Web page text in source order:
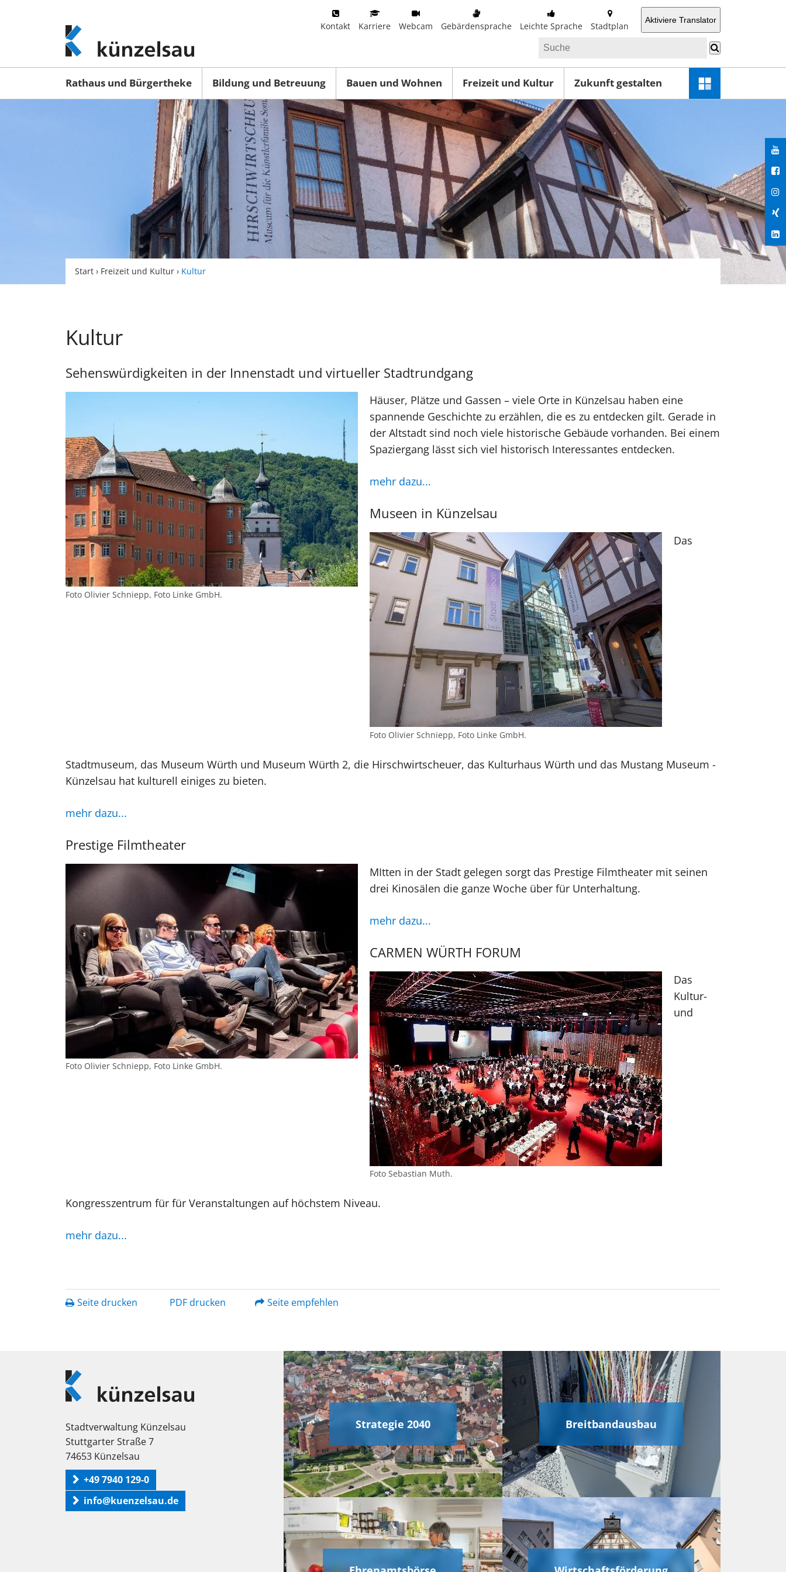
www.kuenzelsau.de
(zur
Startseite)
Kontakt Karriere Webcam Gebärdensprache Leichte Sprache Stadtplan
Aktiviere Translator
Rathaus und Bürgertheke Bildung und Betreuung Bauen und Wohnen Freizeit und Kultur Zukunft gestalten
Schnellzugriff-
Menü
Start › Freizeit und Kultur › Kultur
Kultur
Sehenswürdigkeiten in der Innenstadt und virtueller Stadtrundgang
Foto Olivier Schniepp, Foto Linke GmbH.
Häuser, Plätze und Gassen – viele Orte in Künzelsau haben eine
spannende Geschichte zu erzählen, die es zu entdecken gilt. Gerade in
der Altstadt sind noch viele historische Gebäude vorhanden. Bei einem
Spaziergang lässt sich viel historisch Interessantes entdecken.
mehr dazu...
Museen in Künzelsau
Foto Olivier Schniepp, Foto Linke GmbH.
Das
Stadtmuseum, das Museum Würth und Museum Würth 2, die Hirschwirtscheuer, das Kulturhaus Würth und das Mustang Museum -
Künzelsau hat kulturell einiges zu bieten.
mehr dazu...
Prestige Filmtheater
Foto Olivier Schniepp, Foto Linke GmbH.
MItten in der Stadt gelegen sorgt das Prestige Filmtheater mit seinen
drei Kinosälen die ganze Woche über für Unterhaltung.
mehr dazu...
CARMEN WÜRTH FORUM
Foto Sebastian Muth.
Das
Kultur-
und
Kongresszentrum für für Veranstaltungen auf höchstem Niveau.
mehr dazu...
Seite drucken PDF drucken Seite empfehlen
Logo
Künzelsau
Stadtverwaltung Künzelsau
Stuttgarter Straße 7
74653 Künzelsau
+49 7940 129-0
info@kuenzelsau.de
Strategie 2040 Breitbandausbau